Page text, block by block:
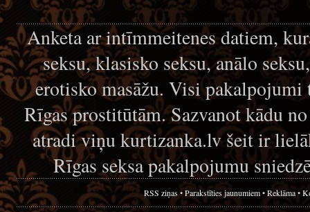
Anketa ar intīmmeitenes datiem,
seksu, klasisko seksu, anālo
erotisko masāžu. Visi
Rīgas prostitūtām. Sazvanot kādu
atradi viņu kurtizanka.lv šeit ir
Rīgas seksa pakalpojumu
RSS ziņas•Parakstīties jaunumiem•Reklāma•